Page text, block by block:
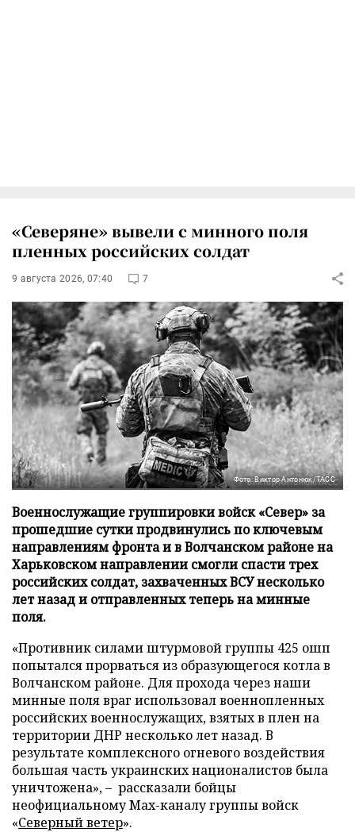
«Северяне» вывели с минного поля
пленных российских солдат
9 августа 2026, 07:40 7
Фото: Виктор Антонюк/ТАСС
Военнослужащие группировки войск «Север» за
прошедшие сутки продвинулись по ключевым
направлениям фронта и в Волчанском районе на
Харьковском направлении смогли спасти трех
российских солдат, захваченных ВСУ несколько
лет назад и отправленных теперь на минные
поля.
«Противник силами штурмовой группы 425 ошп
попытался прорваться из образующегося котла в
Волчанском районе. Для прохода через наши
минные поля враг использовал военнопленных
российских военнослужащих, взятых в плен на
территории ДНР несколько лет назад. В
результате комплексного огневого воздействия
большая часть украинских националистов была
уничтожена», – рассказали бойцы
неофициальному Max-каналу группы войск
«Северный ветер».